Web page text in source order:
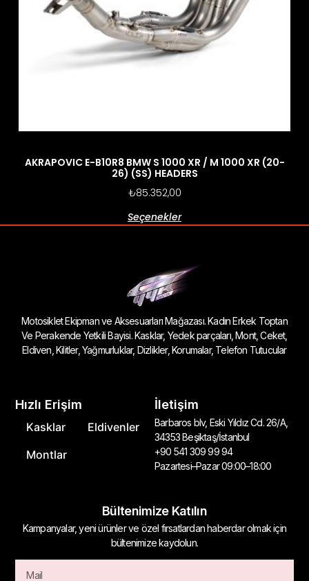
AKRAPOVIC E-B10R8 BMW S 1000 XR / M 1000 XR (20-
26) (SS) HEADERS
₺85.352,00
Seçenekler
Motosiklet Ekipman ve Aksesuarları Mağazası. Kadın Erkek Toptan
Ve Perakende Yetkili Bayisi. Kasklar, Yedek parçaları, Mont, Ceket,
Eldiven, Kilitler, Yağmurluklar, Dizlikler, Korumalar, Telefon Tutucular
Hızlı Erişim
Kasklar
Eldivenler
Montlar
İletişim
Barbaros blv, Eski Yıldız Cd. 26/A,
34353 Beşiktaş/İstanbul
+90 541 309 99 94
Pazartesi–Pazar 09:00–18:00
Bültenimize Katılın
Kampanyalar, yeni ürünler ve özel fırsatlardan haberdar olmak için
bültenimize kaydolun.